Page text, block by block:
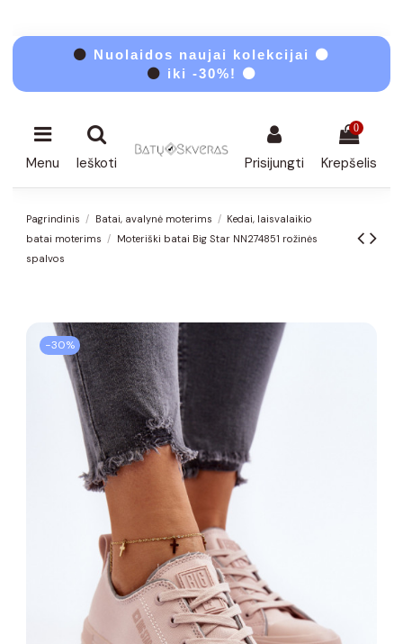
⚫ Nuolaidos naujai kolekcijai ⚫
⚫ iki -30%! ⚫
Menu Ieškoti Prisijungti
0
Krepšelis
Pagrindinis Batai, avalynė moterims
Kedai, laisvalaikio
batai moterims
Moteriški batai Big Star NN274851 rožinės
spalvos
−30%